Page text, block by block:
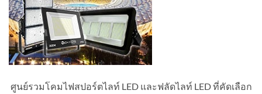
ศูนย์รวมโคมไฟสปอร์ตไลท์ LED และฟลัดไลท์ LED ที่คัดเลือก